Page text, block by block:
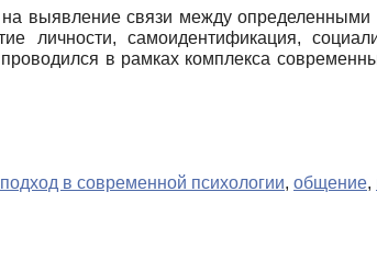
выявление связи между
личности, самоидентификация,
в рамках комплекса
в современной психологии, общение,